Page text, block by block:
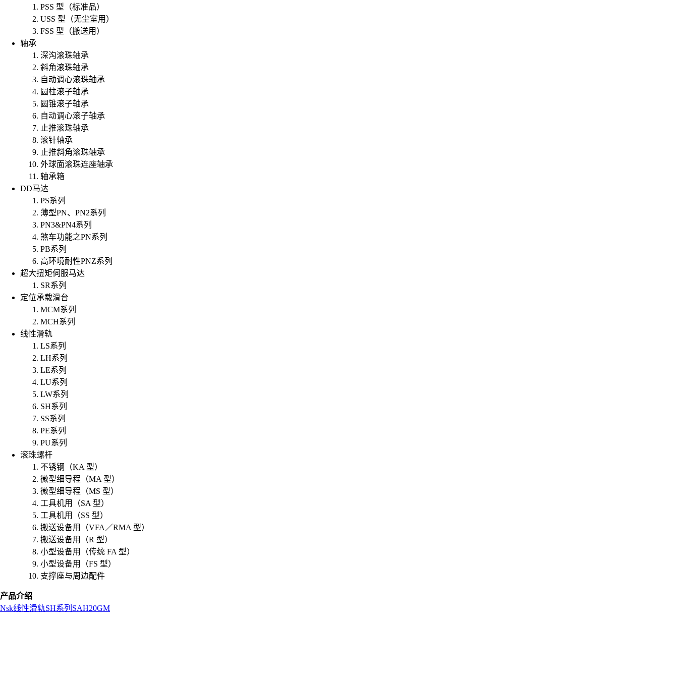
PSS 型（标准品）
USS 型（无尘室用）
FSS 型（搬送用）
轴承
深沟滚珠轴承
斜角滚珠轴承
自动调心滚珠轴承
圆柱滚子轴承
圆锥滚子轴承
自动调心滚子轴承
止推滚珠轴承
滚针轴承
止推斜角滚珠轴承
外球面滚珠连座轴承
轴承箱
DD马达
PS系列
薄型PN、PN2系列
PN3&PN4系列
煞车功能之PN系列
PB系列
高环境耐性PNZ系列
超大扭矩伺服马达
SR系列
定位承载滑台
MCM系列
MCH系列
线性滑轨
LS系列
LH系列
LE系列
LU系列
LW系列
SH系列
SS系列
PE系列
PU系列
滚珠螺杆
不锈钢（KA 型）
微型细导程（MA 型）
微型细导程（MS 型）
工具机用（SA 型）
工具机用（SS 型）
搬送设备用（VFA／RMA 型）
搬送设备用（R 型）
小型设备用（传统 FA 型）
小型设备用（FS 型）
支撑座与周边配件
产品介绍
Nsk线性滑轨SH系列 SAH20GM